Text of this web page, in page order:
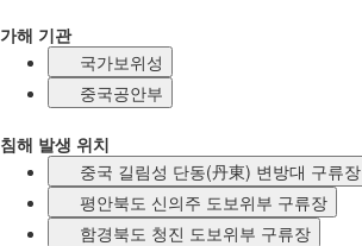
가해 기관
국가보위성
중국공안부
침해 발생 위치
중국 길림성 단동(丹東) 변방대 구류장
평안북도 신의주 도보위부 구류장
함경북도 청진 도보위부 구류장